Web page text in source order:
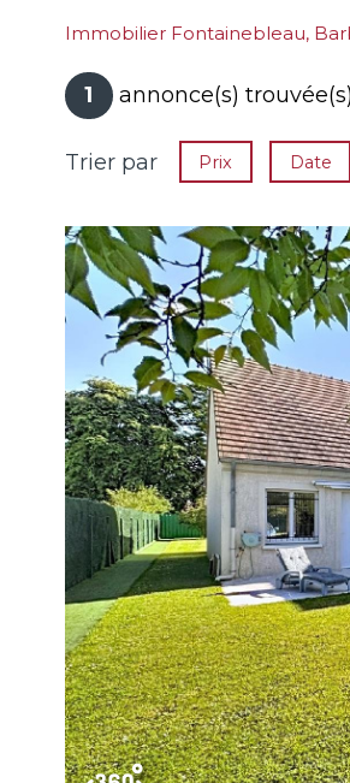
Immobilier Fontainebleau,
1 annonce(s)
Trier par Prix Date